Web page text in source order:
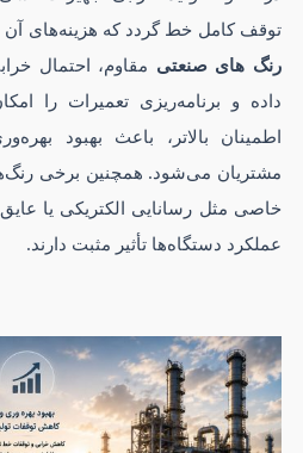
توقف کامل خط گردد که هزینه‌های
رنگ های صنعتی مقاوم، احتمال
داده و برنامه‌ریزی تعمیرات را
اطمینان بالاتر، باعث بهبود
مشتریان می‌شود. همچنین برخی
خاصی مثل رسانایی الکتریکی یا
عملکرد دستگاه‌ها تأثیر مثبت دارند.